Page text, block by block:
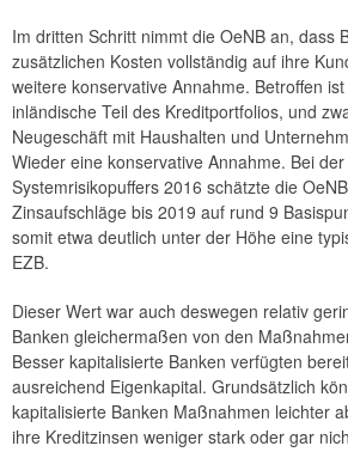
Im dritten Schritt nimmt die OeNB an, dass
zusätzlichen Kosten vollständig auf ihre
weitere konservative Annahme. Betroffen
inländische Teil des Kreditportfolios, und
Neugeschäft mit Haushalten und
Wieder eine konservative Annahme. Bei
Systemrisikopuffers 2016 schätzte die
Zinsaufschläge bis 2019 auf rund 9
somit etwa deutlich unter der Höhe eine
EZB.
Dieser Wert war auch deswegen relativ
Banken gleichermaßen von den
Besser kapitalisierte Banken verfügten
ausreichend Eigenkapital. Grundsätzlich
kapitalisierte Banken Maßnahmen leichter
ihre Kreditzinsen weniger stark oder gar